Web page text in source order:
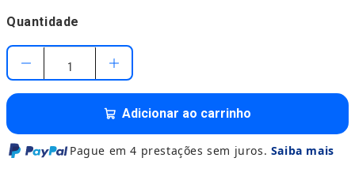
Quantidade
Adicionar ao carrinho
Pague em 4 prestações sem juros. Saiba mais